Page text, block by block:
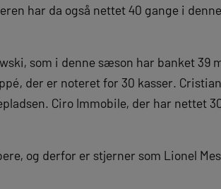
har da også nettet 40 gange i
som i denne sæson har banket 39
der er noteret for 30 kasser.
Ciro Immobile, der har nettet
og derfor er stjerner som Lionel